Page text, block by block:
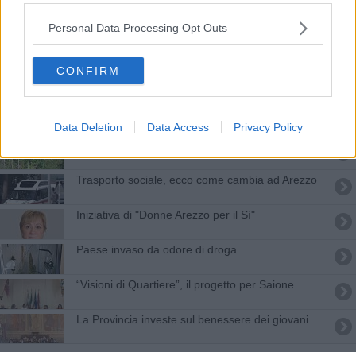
Personal Data Processing Opt Outs
CONFIRM
Data Deletion Data Access Privacy Policy
Virus sinciziale, drastica riduzione dei ricoveri
Tir carichi di oppio tra l'Iran e la Toscana
Trasporto sociale, ecco come cambia ad Arezzo
Iniziativa di "Donne Arezzo per il Sì"
Paese invaso da odore di droga
“Visioni di Quartiere”, il progetto per Saione
La Provincia investe sul benessere dei giovani